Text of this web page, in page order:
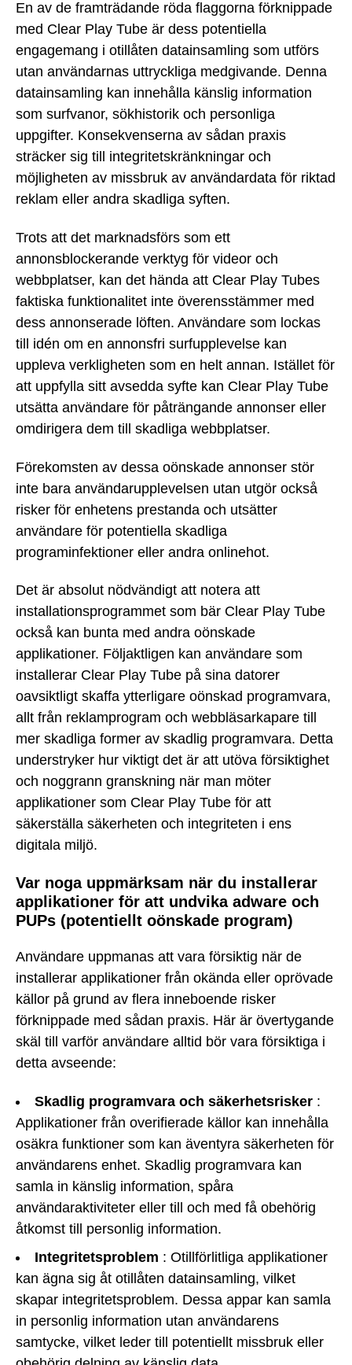
En av de framträdande röda flaggorna förknippade
med Clear Play Tube är dess potentiella
engagemang i otillåten datainsamling som utförs
utan användarnas uttryckliga medgivande. Denna
datainsamling kan innehålla känslig information
som surfvanor, sökhistorik och personliga
uppgifter. Konsekvenserna av sådan praxis
sträcker sig till integritetskränkningar och
möjligheten av missbruk av användardata för riktad
reklam eller andra skadliga syften.
Trots att det marknadsförs som ett
annonsblockerande verktyg för videor och
webbplatser, kan det hända att Clear Play Tubes
faktiska funktionalitet inte överensstämmer med
dess annonserade löften. Användare som lockas
till idén om en annonsfri surfupplevelse kan
uppleva verkligheten som en helt annan. Istället för
att uppfylla sitt avsedda syfte kan Clear Play Tube
utsätta användare för påträngande annonser eller
omdirigera dem till skadliga webbplatser.
Förekomsten av dessa oönskade annonser stör
inte bara användarupplevelsen utan utgör också
risker för enhetens prestanda och utsätter
användare för potentiella skadliga
programinfektioner eller andra onlinehot.
Det är absolut nödvändigt att notera att
installationsprogrammet som bär Clear Play Tube
också kan bunta med andra oönskade
applikationer. Följaktligen kan användare som
installerar Clear Play Tube på sina datorer
oavsiktligt skaffa ytterligare oönskad programvara,
allt från reklamprogram och webbläsarkapare till
mer skadliga former av skadlig programvara. Detta
understryker hur viktigt det är att utöva försiktighet
och noggrann granskning när man möter
applikationer som Clear Play Tube för att
säkerställa säkerheten och integriteten i ens
digitala miljö.
Var noga uppmärksam när du installerar
applikationer för att undvika adware och
PUPs (potentiellt oönskade program)
Användare uppmanas att vara försiktig när de
installerar applikationer från okända eller oprövade
källor på grund av flera inneboende risker
förknippade med sådan praxis. Här är övertygande
skäl till varför användare alltid bör vara försiktiga i
detta avseende:
Skadlig programvara och säkerhetsrisker :
Applikationer från overifierade källor kan innehålla
osäkra funktioner som kan äventyra säkerheten för
användarens enhet. Skadlig programvara kan
samla in känslig information, spåra
användaraktiviteter eller till och med få obehörig
åtkomst till personlig information.
Integritetsproblem : Otillförlitliga applikationer
kan ägna sig åt otillåten datainsamling, vilket
skapar integritetsproblem. Dessa appar kan samla
in personlig information utan användarens
samtycke, vilket leder till potentiellt missbruk eller